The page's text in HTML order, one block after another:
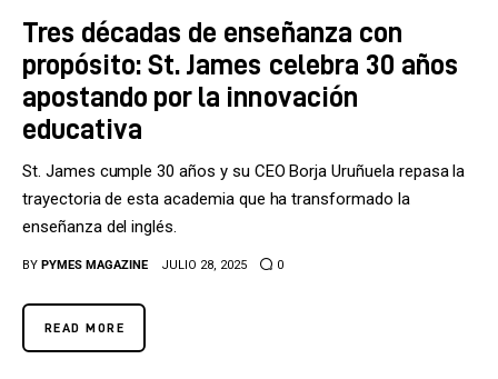
LifeStyle
Directorio
Tres décadas de enseñanza con
propósito: St. James celebra 30 años
apostando por la innovación
educativa
St. James cumple 30 años y su CEO Borja Uruñuela repasa la
trayectoria de esta academia que ha transformado la
enseñanza del inglés.
BY PYMES MAGAZINE JULIO 28, 2025 0
READ MORE